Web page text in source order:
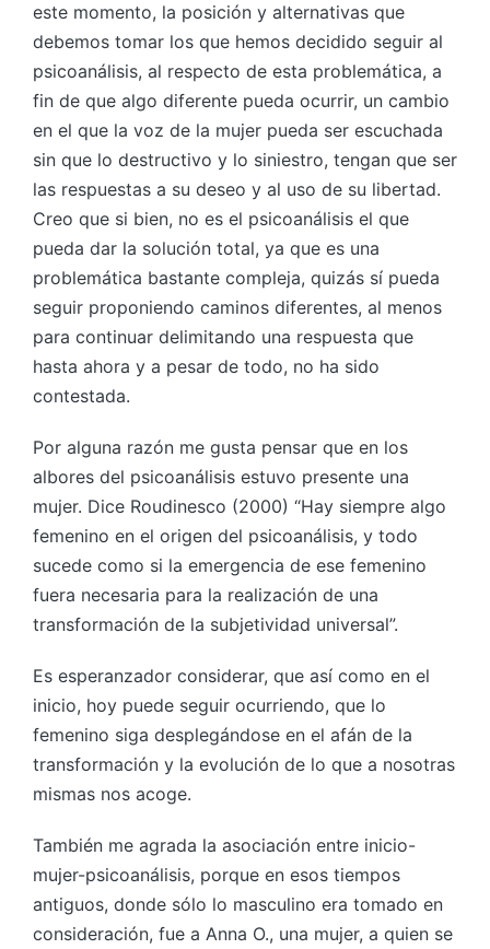
este momento, la posición y alternativas que
debemos tomar los que hemos decidido seguir al
psicoanálisis, al respecto de esta problemática, a
fin de que algo diferente pueda ocurrir, un cambio
en el que la voz de la mujer pueda ser escuchada
sin que lo destructivo y lo siniestro, tengan que ser
las respuestas a su deseo y al uso de su libertad.
Creo que si bien, no es el psicoanálisis el que
pueda dar la solución total, ya que es una
problemática bastante compleja, quizás sí pueda
seguir proponiendo caminos diferentes, al menos
para continuar delimitando una respuesta que
hasta ahora y a pesar de todo, no ha sido
contestada.
Por alguna razón me gusta pensar que en los
albores del psicoanálisis estuvo presente una
mujer. Dice Roudinesco (2000) “Hay siempre algo
femenino en el origen del psicoanálisis, y todo
sucede como si la emergencia de ese femenino
fuera necesaria para la realización de una
transformación de la subjetividad universal”.
Es esperanzador considerar, que así como en el
inicio, hoy puede seguir ocurriendo, que lo
femenino siga desplegándose en el afán de la
transformación y la evolución de lo que a nosotras
mismas nos acoge.
También me agrada la asociación entre inicio-
mujer-psicoanálisis, porque en esos tiempos
antiguos, donde sólo lo masculino era tomado en
consideración, fue a Anna O., una mujer, a quien se